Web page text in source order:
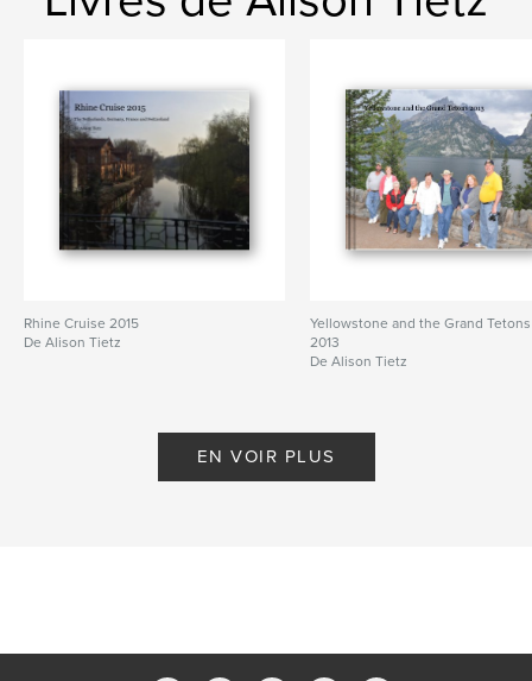
Rhine Cruise 2015
De Alison Tietz
Yellowstone and the Grand Tetons
2013
De Alison Tietz
EN VOIR PLUS